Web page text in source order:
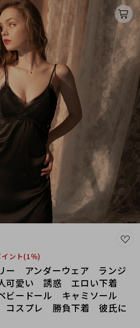
ント(1％)
ー アンダーウェア ランジ
可愛い 誘惑 エロい下着
ビードール キャミソール
スプレ 勝負下着 彼氏に